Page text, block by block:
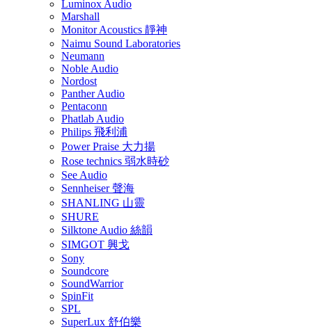
Luminox Audio
Marshall
Monitor Acoustics 靜神
Naimu Sound Laboratories
Neumann
Noble Audio
Nordost
Panther Audio
Pentaconn
Phatlab Audio
Philips 飛利浦
Power Praise 大力揚
Rose technics 弱水時砂
See Audio
Sennheiser 聲海
SHANLING 山靈
SHURE
Silktone Audio 絲韻
SIMGOT 興戈
Sony
Soundcore
SoundWarrior
SpinFit
SPL
SuperLux 舒伯樂